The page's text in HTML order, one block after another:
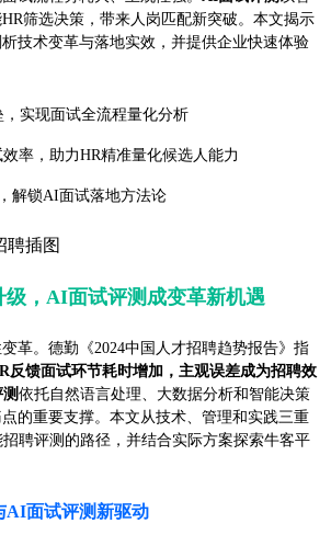
筛选决策，带来人岗匹配新突破。本文揭示
技术变革与落地实效，并提供企业快速体验
实现面试全流程量化分析
率，助力HR精准量化候选人能力
解锁AI面试落地方法论
级，AI面试评测成变革新机遇
革。德勤《2024中国人才招聘趋势报告》指
反馈面试环节耗时增加，主观误差成为招聘效
依托自然语言处理、大数据分析和智能决策
的重要支撑。本文从技术、管理和实践三重
聘评测的路径，并结合实际方案探索牛客平
AI面试评测新驱动